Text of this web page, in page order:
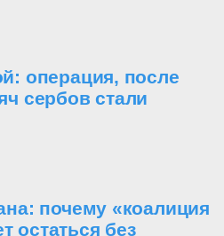
операция, после
сербов стали
почему «коалиция
остаться без